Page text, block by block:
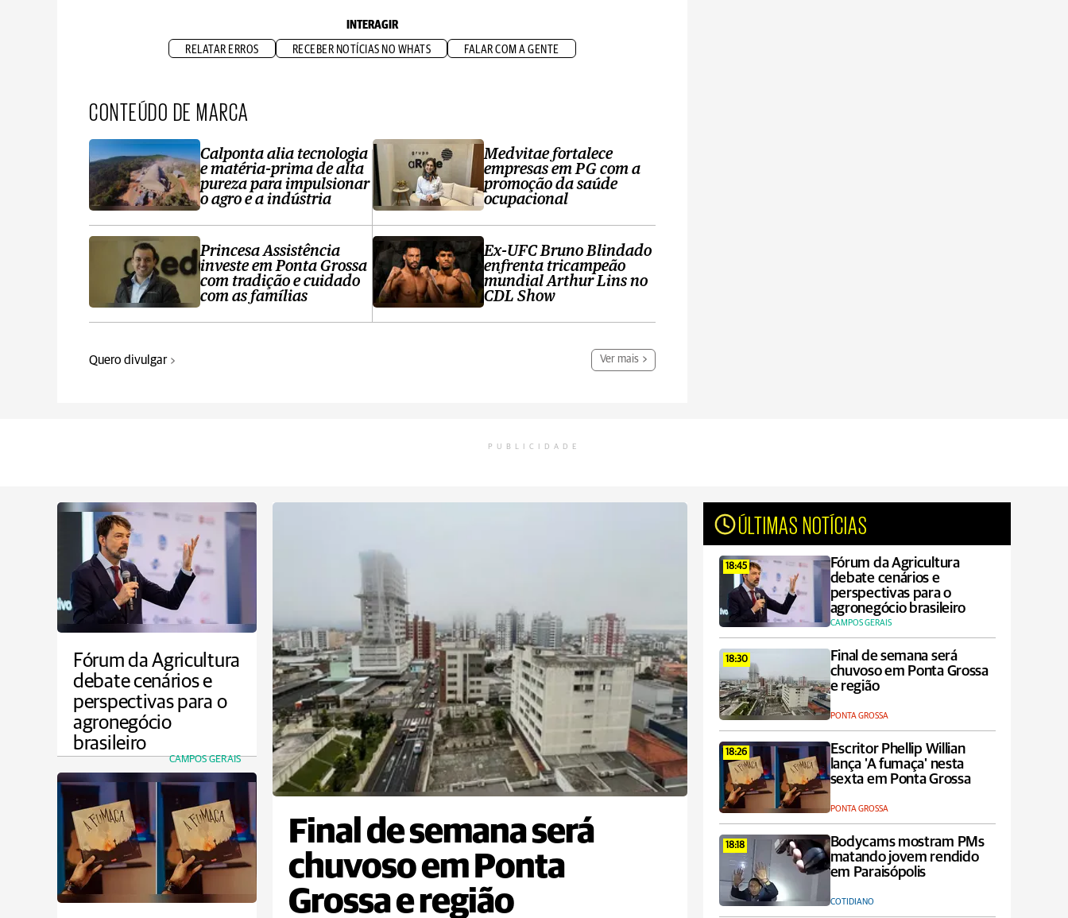
INTERAGIR
RELATAR ERROS RECEBER NOTÍCIAS NO WHATS FALAR COM A GENTE
CONTEÚDO DE MARCA
Calponta alia tecnologia
e matéria-prima de alta
pureza para impulsionar
o agro e a indústria
Princesa Assistência
investe em Ponta Grossa
com tradição e cuidado
com as famílias
Medvitae fortalece
empresas em PG com a
promoção da saúde
ocupacional
Ex-UFC Bruno Blindado
enfrenta tricampeão
mundial Arthur Lins no
CDL Show
Quero divulgar Ver mais
PUBLICIDADE
Fórum da Agricultura
debate cenários e
perspectivas para o
agronegócio
brasileiro
CAMPOS GERAIS
Final de semana será
chuvoso em Ponta
Grossa e região
ÚLTIMAS NOTÍCIAS
18:45
Fórum da Agricultura
debate cenários e
perspectivas para o
agronegócio brasileiro
CAMPOS GERAIS
18:30
Final de semana será
chuvoso em Ponta Grossa
e região
PONTA GROSSA
18:26
Escritor Phellip Willian
lança 'A fumaça' nesta
sexta em Ponta Grossa
PONTA GROSSA
18:18
Bodycams mostram PMs
matando jovem rendido
em Paraisópolis
COTIDIANO